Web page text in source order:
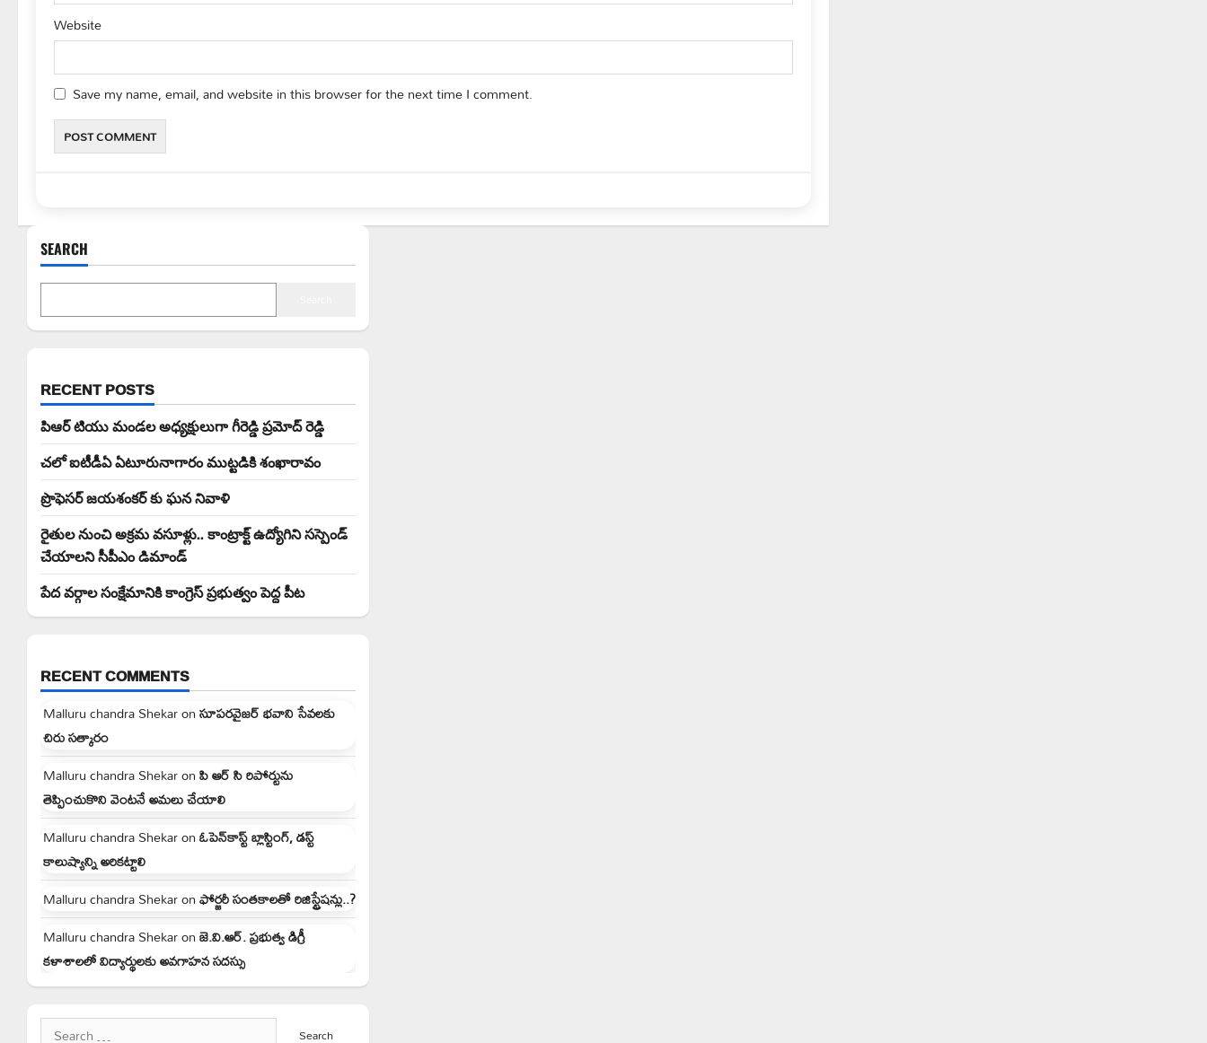
Website
Save my name, email, and website in this browser for the next time I comment.
SEARCH
RECENT POSTS
పిఆర్ టియు మండల అధ్యక్షులుగా గీరెడ్డి ప్రమోద్ రెడ్డి
చలో ఐటీడీఏ ఏటూరునాగారం ముట్టడికి శంఖారావం
ప్రొఫెసర్ జయశంకర్ కు ఘన నివాళి
రైతుల నుంచి అక్రమ వసూళ్లు.. కాంట్రాక్ట్ ఉద్యోగిని సస్పెండ్
చేయాలని సీపీఎం డిమాండ్
పేద వర్గాల సంక్షేమానికి కాంగ్రెస్ ప్రభుత్వం పెద్ద పీట
RECENT COMMENTS
Malluru chandra Shekaronసూపరవైజర్ భవాని సేవలకు
చిరు సత్కారం
Malluru chandra Shekaronపి ఆర్ సి రిపోర్టును
తెప్పించుకొని వెంటనే అమలు చేయాలి
Malluru chandra Shekaronఓపెన్‌కాస్ట్ బ్లాస్టింగ్, డస్ట్
కాలుష్యాన్ని అరికట్టాలి
Malluru chandra Shekaronఫోర్జరీ సంతకాలతో రిజిస్ట్రేషన్లు..?
Malluru chandra Shekaronజె.వి.ఆర్. ప్రభుత్వ డిగ్రీ
కళాశాలలో విద్యార్థులకు అవగాహన సదస్సు
Search